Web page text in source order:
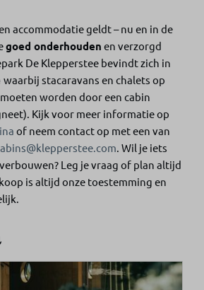
accommodatie geldt – nu en in de
goed onderhouden en verzorgd
De Klepperstee bevindt zich in
waarbij stacaravans en chalets op
worden door een cabin
Kijk voor meer informatie op
of neem contact op met een van
. Wil je iets
Leg je vraag of plan altijd
is altijd onze toestemming en